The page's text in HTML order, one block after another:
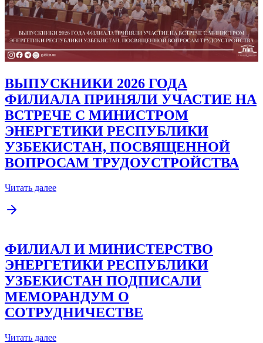
ВЫПУСКНИКИ 2026 ГОДА
ФИЛИАЛА ПРИНЯЛИ УЧАСТИЕ НА
ВСТРЕЧЕ С МИНИСТРОМ
ЭНЕРГЕТИКИ РЕСПУБЛИКИ
УЗБЕКИСТАН, ПОСВЯЩЕННОЙ
ВОПРОСАМ ТРУДОУСТРОЙСТВА
Читать далее
ФИЛИАЛ И МИНИСТЕРСТВО
ЭНЕРГЕТИКИ РЕСПУБЛИКИ
УЗБЕКИСТАН ПОДПИСАЛИ
МЕМОРАНДУМ О
СОТРУДНИЧЕСТВЕ
Читать далее